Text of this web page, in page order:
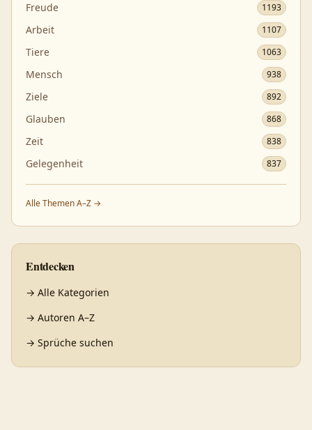
Freude 1193
Arbeit 1107
Tiere 1063
Mensch 938
Ziele 892
Glauben 868
Zeit 838
Gelegenheit 837
Alle Themen A–Z →
Entdecken
→ Alle Kategorien
→ Autoren A–Z
→ Sprüche suchen